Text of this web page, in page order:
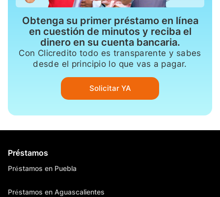
Obtenga su primer préstamo en línea
en cuestión de minutos y reciba el
dinero en su cuenta bancaria.
Con Clicredito todo es transparente y sabes
desde el principio lo que vas a pagar.
Solicitar YA
Préstamos
Préstamos en Puebla
Préstamos en Aguascalientes